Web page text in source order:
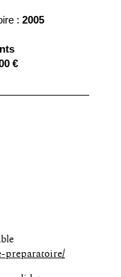
: 2005
€
preparatoire/